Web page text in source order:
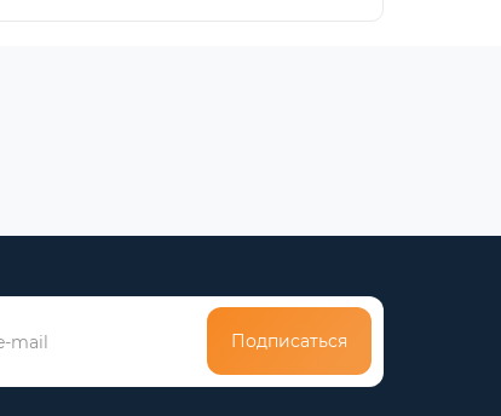
Подписаться